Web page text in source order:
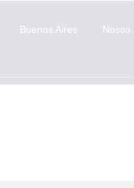
Buenos Aires Nosso